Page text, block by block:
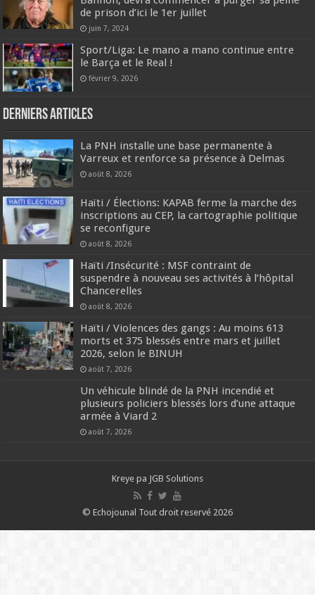
de prison d’ici le 1er juillet
juin 7, 2024
Sport/Liga: Le mano a mano continue entre
le Barça et le Real ! ‎
février 9, 2026
Derniers articles
La PNH installe une base permanente à
Varreux et renforce sa présence à Delmas
août 8, 2026
Haïti / Élections: KAPAB ferme la marche des
inscriptions au CEP, la cartographie politique
se reconfigure
août 8, 2026
Haïti /Insécurité : MSF contraint de
suspendre à nouveau ses activités à l’hôpital
Chancerelles
août 8, 2026
Haïti / Violences des gangs : Au moins 613
morts et 375 blessés entre mars et juillet
2026, selon le BINUH
août 7, 2026
Un véhicule blindé de la PNH incendié et
plusieurs policiers blessés lors d’une attaque
armée à Viard 2
août 7, 2026
Kreye pa JGB Solutions
© Echojounal Tout droit reservé 2026